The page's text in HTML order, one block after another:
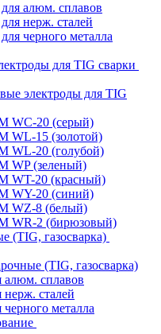
алюм. сплавов
нерж. сталей
черного металла
для TIG сварки
электроды для TIG
20 (серый)
15 (золотой)
20 (голубой)
(зеленый)
20 (красный)
20 (синий)
8 (белый)
2 (бирюзовый)
(TIG, газосварка)
(TIG, газосварка)
алюм. сплавов
сталей
металла